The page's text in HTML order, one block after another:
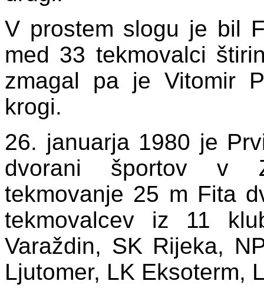
V prostem slogu je bil
med 33 tekmovalci
zmagal pa je Vitomir
krogi.
26. januarja 1980 je
dvorani športov v
tekmovanje 25 m Fita
tekmovalcev iz 11
Varaždin, SK Rijeka,
Ljutomer, LK Eksoterm,